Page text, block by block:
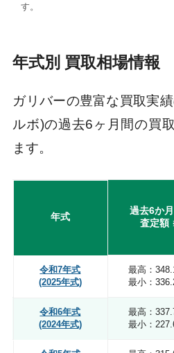
す。
年式別 買取相場情報
ガリバーの豊富な買取実
ルボ)の過去6ヶ月間の買
ます。
年式
過去6か
査定額
令和7年式
(2025年式)
最高：
最小：
令和6年式
(2024年式)
最高：
最小：